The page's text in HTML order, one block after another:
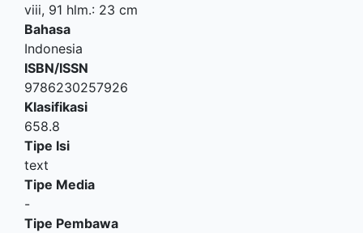
viii, 91 hlm.: 23 cm
Bahasa
Indonesia
ISBN/ISSN
9786230257926
Klasifikasi
658.8
Tipe Isi
text
Tipe Media
-
Tipe Pembawa